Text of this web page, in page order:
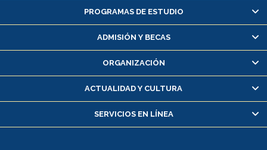
Alumnas/os y exalumnas/os
Matrícula en línea
Inscripción y cambio de asignaturas
Consulta y certificado de notas
Servicio médico y dental
Pago de arancel y crédito alumnos
PROGRAMAS DE ESTUDIO
ADMISIÓN Y BECAS
ORGANIZACIÓN
ACTUALIDAD Y CULTURA
SERVICIOS EN LÍNEA